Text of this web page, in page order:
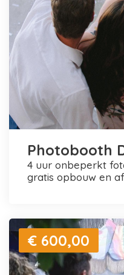
Photobooth
4 uur onbeperkt foto's maken en printen +
gratis opbouw en
€ 600,00